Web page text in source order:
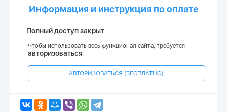
Информация и инструкция по оплате
Полный доступ закрыт
Чтобы использовать весь функционал сайта, требуется
авторизоваться!
АВТОРИЗОВАТЬСЯ (БЕСПЛАТНО)